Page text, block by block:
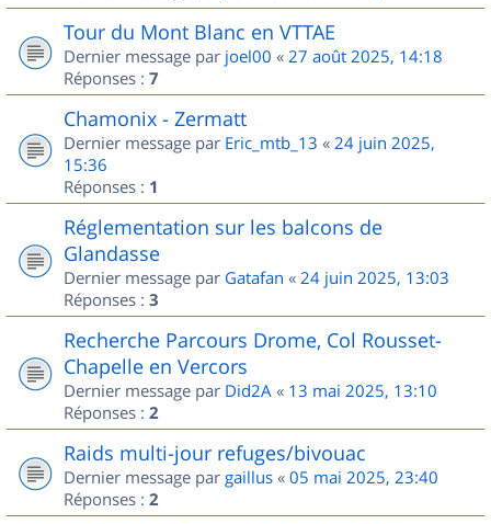
Tour du Mont Blanc en VTTAE
Dernier message par joel00 « 27 août 2025, 14:18
Réponses : 7
Chamonix - Zermatt
Dernier message par Eric_mtb_13 « 24 juin 2025,
15:36
Réponses : 1
Réglementation sur les balcons de
Glandasse
Dernier message par Gatafan « 24 juin 2025, 13:03
Réponses : 3
Recherche Parcours Drome, Col Rousset-
Chapelle en Vercors
Dernier message par Did2A « 13 mai 2025, 13:10
Réponses : 2
Raids multi-jour refuges/bivouac
Dernier message par gaillus « 05 mai 2025, 23:40
Réponses : 2